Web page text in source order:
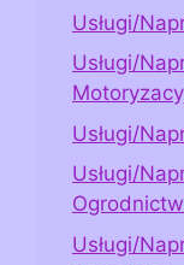
Usługi/
Usługi/
Usługi/
Usługi/
Usługi/